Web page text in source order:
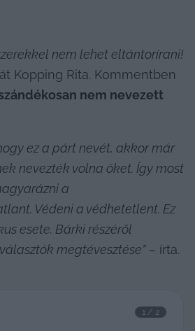
nem lehet eltántorírani!
Kopping Rita. Kommentben
nem nevezett
ez a párt nevét, akkor már
nevezték volna őket. Így most
a
Védeni a védhetetlent. Ez
esete. Bárki részéről
megtévesztése” – írta.
1 / 2